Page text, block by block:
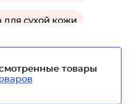
для сухой кожи
волос
товары